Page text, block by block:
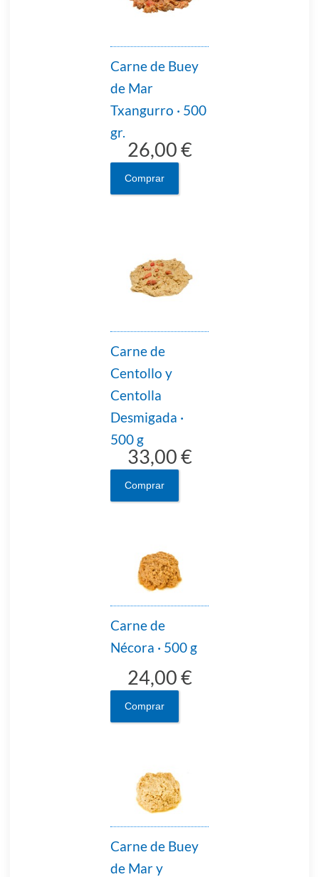
Carne de Buey
de Mar
Txangurro · 500
gr.
26,00 €
Comprar
Carne de
Centollo y
Centolla
Desmigada ·
500 g
33,00 €
Comprar
Carne de
Nécora · 500 g
24,00 €
Comprar
Carne de Buey
de Mar y